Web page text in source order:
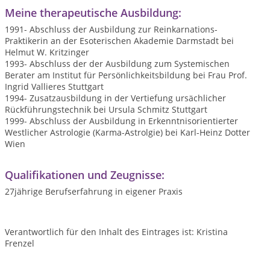
Meine therapeutische Ausbildung:
1991- Abschluss der Ausbildung zur Reinkarnations-
Praktikerin an der Esoterischen Akademie Darmstadt bei
Helmut W. Kritzinger
1993- Abschluss der der Ausbildung zum Systemischen
Berater am Institut für Persönlichkeitsbildung bei Frau Prof.
Ingrid Vallieres Stuttgart
1994- Zusatzausbildung in der Vertiefung ursächlicher
Rückführungstechnik bei Ursula Schmitz Stuttgart
1999- Abschluss der Ausbildung in Erkenntnisorientierter
Westlicher Astrologie (Karma-Astrolgie) bei Karl-Heinz Dotter
Wien
Qualifikationen und Zeugnisse:
27jährige Berufserfahrung in eigener Praxis
Verantwortlich für den Inhalt des Eintrages ist: Kristina
Frenzel